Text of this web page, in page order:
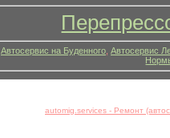
Автосервис на Буденного Автосервис
automig.services - Ремонт